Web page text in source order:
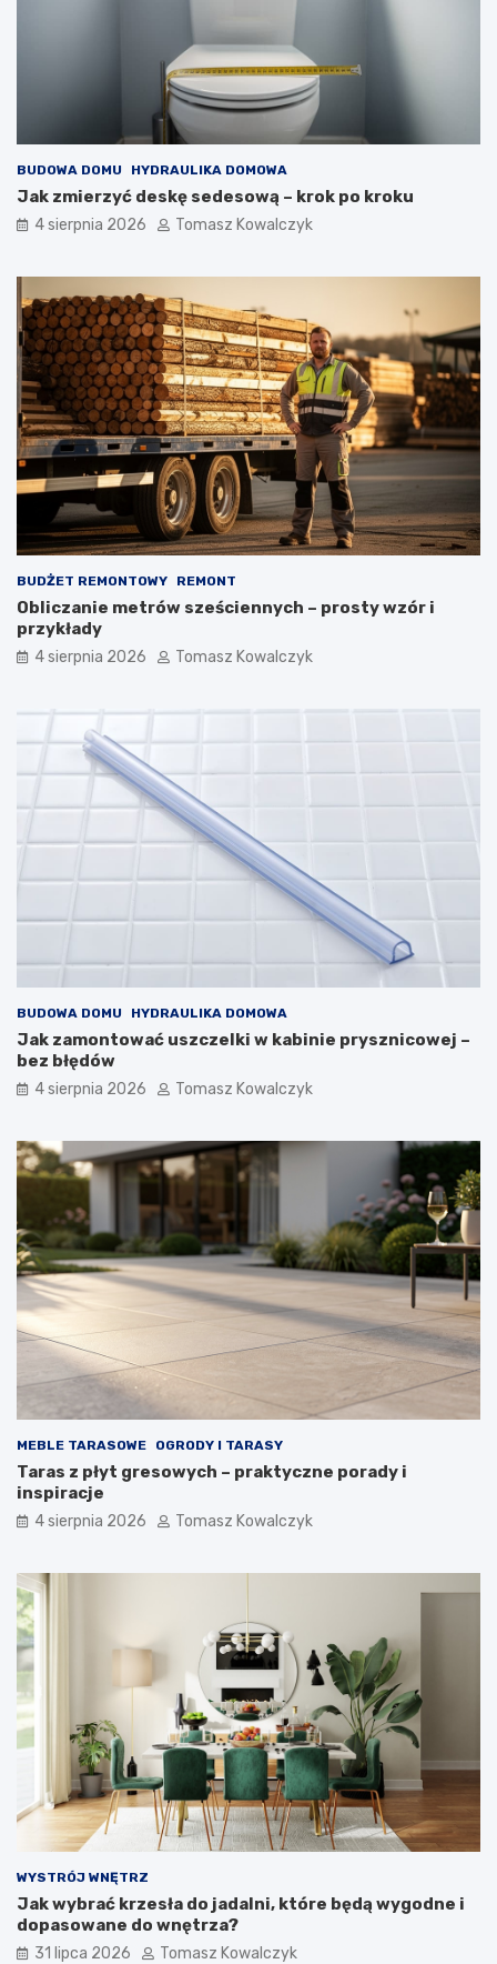
BUDOWA DOMU HYDRAULIKA DOMOWA
Jak zmierzyć deskę sedesową – krok po kroku
4 sierpnia 2026 Tomasz Kowalczyk
BUDŻET REMONTOWY REMONT
Obliczanie metrów sześciennych – prosty wzór i
przykłady
4 sierpnia 2026 Tomasz Kowalczyk
BUDOWA DOMU HYDRAULIKA DOMOWA
Jak zamontować uszczelki w kabinie prysznicowej –
bez błędów
4 sierpnia 2026 Tomasz Kowalczyk
MEBLE TARASOWE OGRODY I TARASY
Taras z płyt gresowych – praktyczne porady i
inspiracje
4 sierpnia 2026 Tomasz Kowalczyk
WYSTRÓJ WNĘTRZ
Jak wybrać krzesła do jadalni, które będą wygodne i
dopasowane do wnętrza?
31 lipca 2026 Tomasz Kowalczyk